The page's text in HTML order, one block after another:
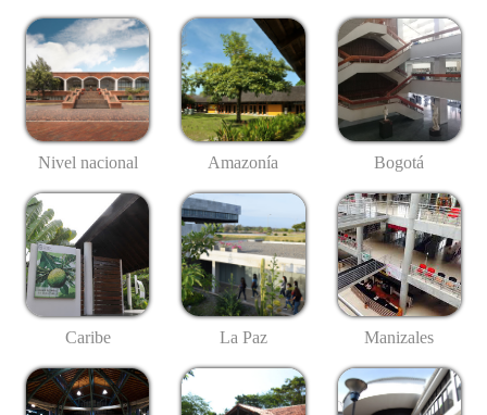
Nivel nacional Amazonía Bogotá
Caribe La Paz Manizales